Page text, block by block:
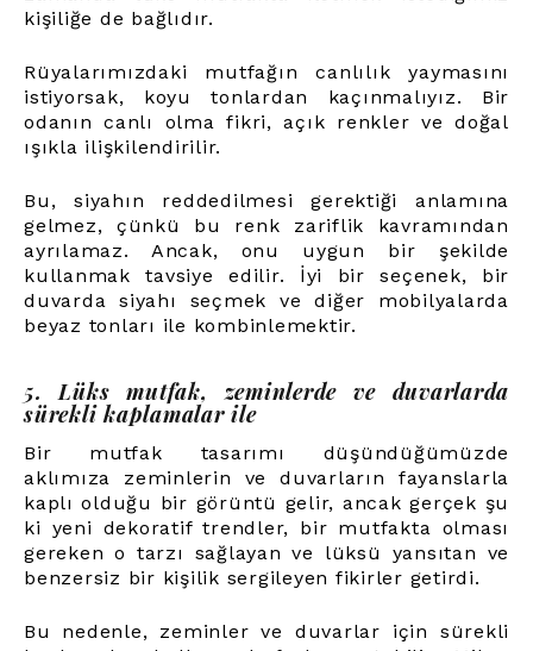
kişiliğe de bağlıdır.
Rüyalarımızdaki mutfağın canlılık yaymasını
istiyorsak, koyu tonlardan kaçınmalıyız. Bir
odanın canlı olma fikri, açık renkler ve doğal
ışıkla ilişkilendirilir.
Bu, siyahın reddedilmesi gerektiği anlamına
gelmez, çünkü bu renk zariflik kavramından
ayrılamaz. Ancak, onu uygun bir şekilde
kullanmak tavsiye edilir. İyi bir seçenek, bir
duvarda siyahı seçmek ve diğer mobilyalarda
beyaz tonları ile kombinlemektir.
5. Lüks mutfak, zeminlerde ve duvarlarda
sürekli kaplamalar ile
Bir mutfak tasarımı düşündüğümüzde
aklımıza zeminlerin ve duvarların fayanslarla
kaplı olduğu bir görüntü gelir, ancak gerçek şu
ki yeni dekoratif trendler, bir mutfakta olması
gereken o tarzı sağlayan ve lüksü yansıtan ve
benzersiz bir kişilik sergileyen fikirler getirdi.
Bu nedenle, zeminler ve duvarlar için sürekli